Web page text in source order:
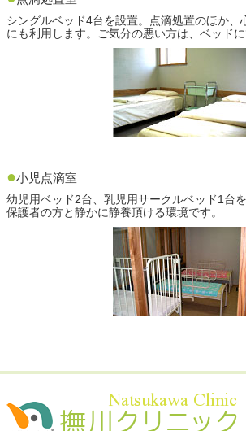
シングルベッド4台を設置。点滴処置のほか、
にも利用します。ご気分の悪い方は、ベッドに
●小児点滴室
幼児用ベッド2台、乳児用サークルベッド1台
保護者の方と静かに静養頂ける環境です。